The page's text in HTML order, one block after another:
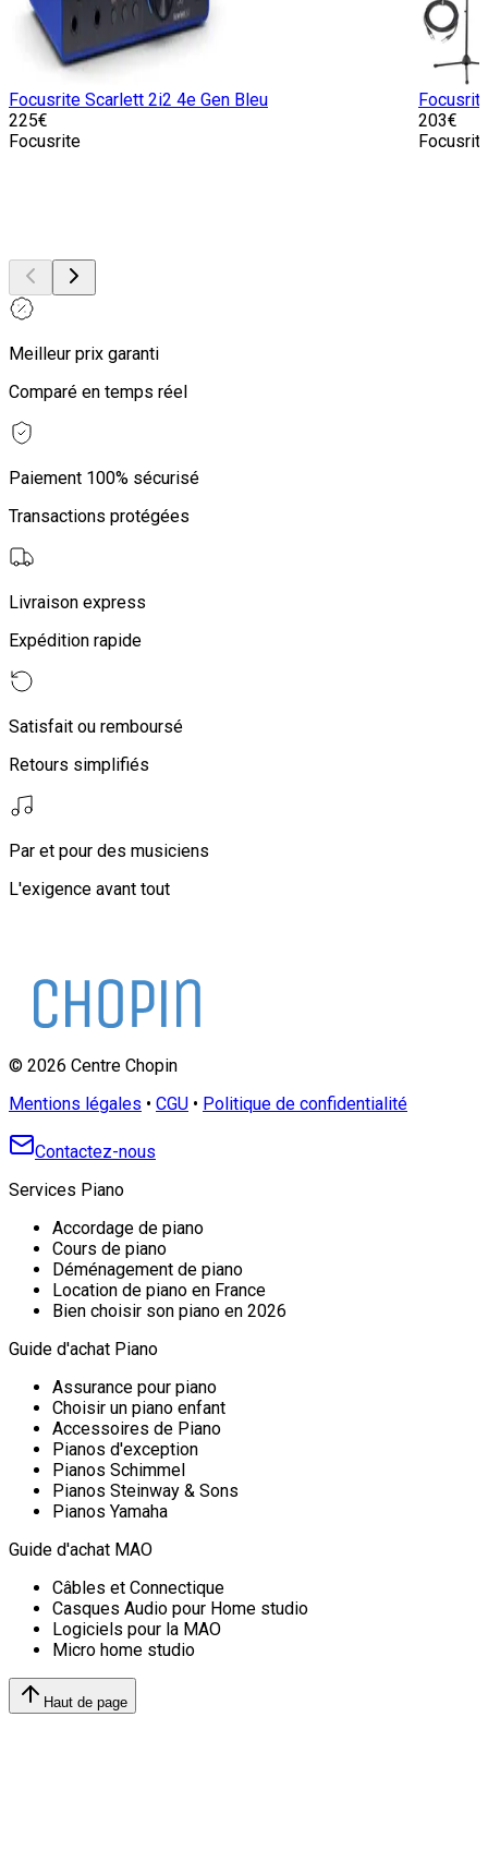
Focusrite Scarlett 2i2 4e Gen Bleu
225€
Focusrite
203€
Meilleur prix garanti
Comparé en temps réel
Paiement 100% sécurisé
Transactions protégées
Livraison express
Expédition rapide
Satisfait ou remboursé
Retours simplifiés
Par et pour des musiciens
L'exigence avant tout
© 2026 Centre Chopin
Mentions légales • CGU • Politique de confidentialité
Contactez-nous
Services Piano
Accordage de piano
Cours de piano
Déménagement de piano
Location de piano en France
Bien choisir son piano en 2026
Guide d'achat Piano
Assurance pour piano
Choisir un piano enfant
Accessoires de Piano
Pianos d'exception
Pianos Schimmel
Pianos Steinway & Sons
Pianos Yamaha
Guide d'achat MAO
Câbles et Connectique
Casques Audio pour Home studio
Logiciels pour la MAO
Micro home studio
Haut de page